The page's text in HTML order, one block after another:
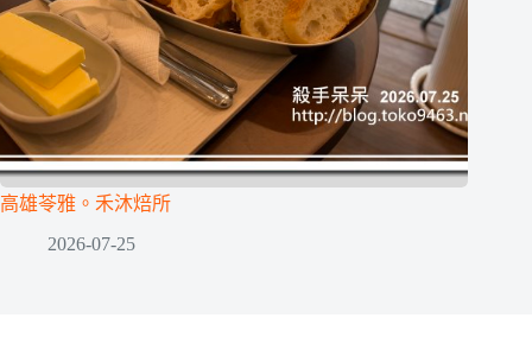
高雄苓雅。禾沐焙所
2026-07-25